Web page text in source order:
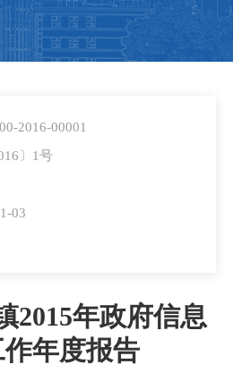
2016-00001
〕1号
03
2015年政府信息
年度报告